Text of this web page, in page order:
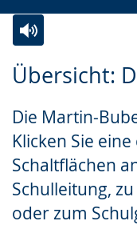
Übersicht:
Die Martin-
Klicken Sie
Schaltflächen
Schulleitung,
oder zum
Leichten
wechseln.
Audio-
Video
Deutscher
Gebärdensprache
wird
angezeigt.